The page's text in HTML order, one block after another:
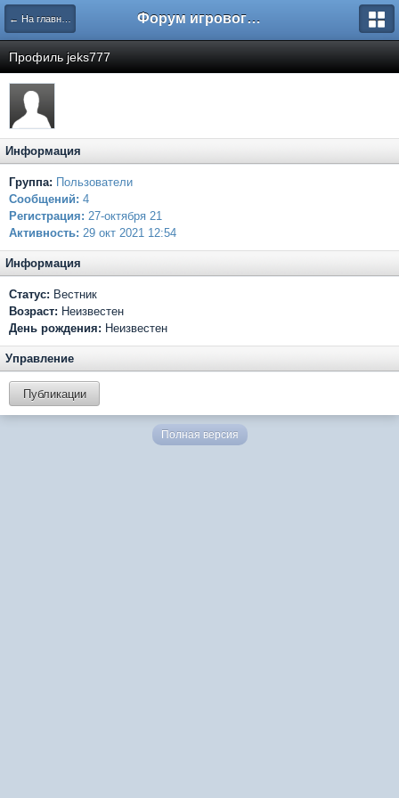
← На главную Форум игрового проекта Riverrise
Профиль jeks777
Информация
Группа: Пользователи
Сообщений: 4
Регистрация: 27-октября 21
Активность: 29 окт 2021 12:54
Информация
Статус: Вестник
Возраст: Неизвестен
День рождения: Неизвестен
Управление
Публикации
Полная версия